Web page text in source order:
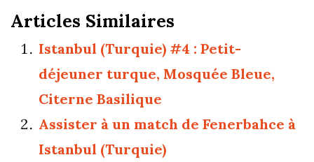
Articles Similaires
Istanbul (Turquie) #4 : Petit-
déjeuner turque, Mosquée Bleue,
Citerne Basilique
Assister à un match de Fenerbahce à
Istanbul (Turquie)